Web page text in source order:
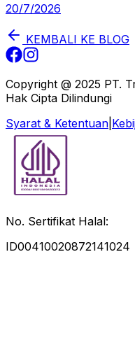
20/7/2026
KEMBALI KE BLOG
Copyright @ 2025 PT.
Hak Cipta Dilindungi
Syarat & Ketentuan
No. Sertifikat Halal:
ID00410020872141024